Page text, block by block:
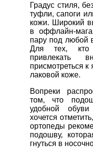
Градус стиля,
туфли, сапоги
кожи. Широкий
в оффлайн-
пару под любой
Для тех, кто
привлекать
присмотреться
лаковой коже.
Вопреки
том, что
удобной
хочется
ортопеды
подошву,
гнуться в